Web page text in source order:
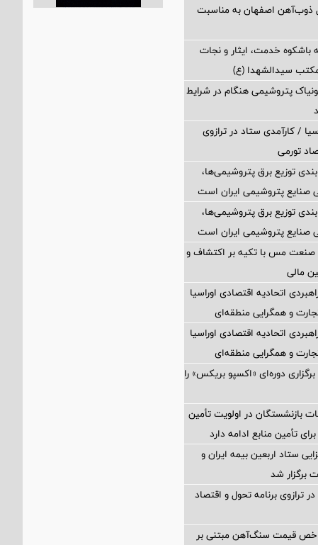
ذوب‌آهن اصفهان به مناسبت
باشکوه خدمت، ایثار و نجات
سیدالشهدا (ع)
پتروشیمی هنگام در شرایط
/ کارآمدی ستاد در ترازوی
تورمی
توزیع برق پتروشیمی‌ها،
صنایع پتروشیمی ایران است
توزیع برق پتروشیمی‌ها،
صنایع پتروشیمی ایران است
صنعت مس با تکیه بر اکتشاف و
مالی
اتحادیه اقتصادی اوراسیا
و همگرایی منطقه‌ای
اتحادیه اقتصادی اوراسیا
و همگرایی منطقه‌ای
برگزاری دوره‌ای «اکسپو بریکس» را
بازنشستگان در اولویت تأمین
تأمین منابع ادامه دارد
ستاد اربعین بیمه ایران و
برگزار شد
ترازوی برنامه تحول و اقتصاد
قیمت سنگ‌آهن مبتنی بر